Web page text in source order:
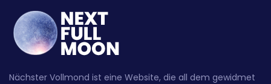
Nächster Vollmond ist eine Website, die all dem gewidmet